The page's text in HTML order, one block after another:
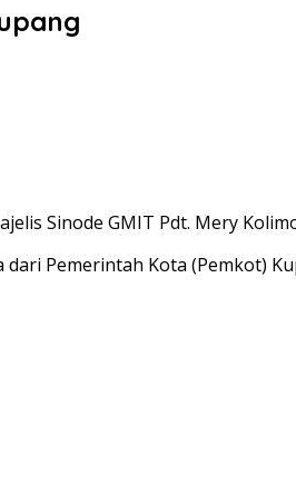
Sinode GMIT Pdt. Mery
Pemerintah Kota (Pemkot)